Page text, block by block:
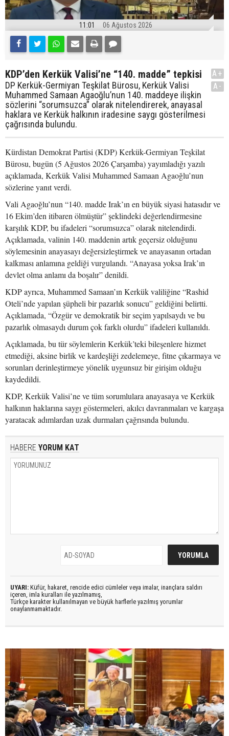
11:01 06 Ağustos 2026
KDP’den Kerkük Valisi’ne “140. madde” tepkisi
DP Kerkük-Germiyan Teşkilat Bürosu, Kerkük Valisi
Muhammed Samaan Agaoğlu’nun 140. maddeye ilişkin
sözlerini “sorumsuzca” olarak nitelendirerek, anayasal
haklara ve Kerkük halkının iradesine saygı gösterilmesi
çağrısında bulundu.
A+
A-
Kürdistan Demokrat Partisi (KDP) Kerkük-Germiyan Teşkilat
Bürosu, bugün (5 Ağustos 2026 Çarşamba) yayımladığı yazılı
açıklamada, Kerkük Valisi Muhammed Samaan Agaoğlu’nun
sözlerine yanıt verdi.
Vali Agaoğlu’nun “140. madde Irak’ın en büyük siyasi hatasıdır ve
16 Ekim’den itibaren ölmüştür” şeklindeki değerlendirmesine
karşılık KDP, bu ifadeleri “sorumsuzca” olarak nitelendirdi.
Açıklamada, valinin 140. maddenin artık geçersiz olduğunu
söylemesinin anayasayı değersizleştirmek ve anayasanın ortadan
kalkması anlamına geldiği vurgulandı. “Anayasa yoksa Irak’ın
devlet olma anlamı da boşalır” denildi.
KDP ayrıca, Muhammed Samaan’ın Kerkük valiliğine “Rashid
Oteli’nde yapılan şüpheli bir pazarlık sonucu” geldiğini belirtti.
Açıklamada, “Özgür ve demokratik bir seçim yapılsaydı ve bu
pazarlık olmasaydı durum çok farklı olurdu” ifadeleri kullanıldı.
Açıklamada, bu tür söylemlerin Kerkük’teki bileşenlere hizmet
etmediği, aksine birlik ve kardeşliği zedelemeye, fitne çıkarmaya ve
sorunları derinleştirmeye yönelik uygunsuz bir girişim olduğu
kaydedildi.
KDP, Kerkük Valisi’ne ve tüm sorumlulara anayasaya ve Kerkük
halkının haklarına saygı göstermeleri, akılcı davranmaları ve kargaşa
yaratacak adımlardan uzak durmaları çağrısında bulundu.
HABERE YORUM KAT
UYARI: Küfür, hakaret, rencide edici cümleler veya imalar, inançlara saldırı
içeren, imla kuralları ile yazılmamış,
Türkçe karakter kullanılmayan ve büyük harflerle yazılmış yorumlar
onaylanmamaktadır.